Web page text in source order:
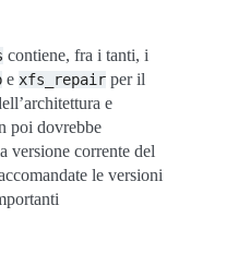
contiene, fra i tanti, i
e xfs_repair per il
e
poi dovrebbe
versione corrente del
le versioni